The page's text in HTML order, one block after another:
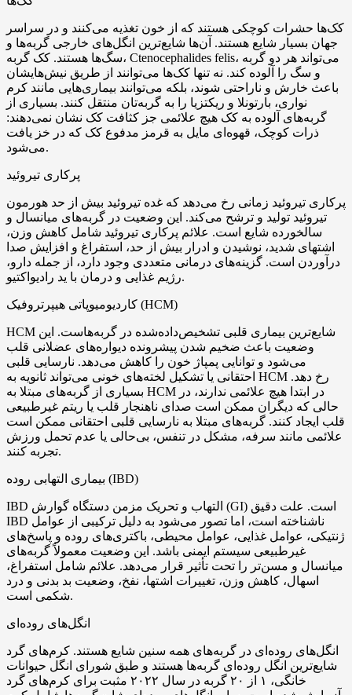
کک‌ها حشرات کوچکی هستند که از خون تغذیه می‌کنند و در سراسر
جهان بسیار شایع هستند. آن‌ها شایع‌ترین انگل‌های خارجی گربه‌ها و
سگ‌ها هستند. کک گربه، Ctenocephalides felis، می‌تواند هر دو گربه
و سگ را آلوده کند. نه تنها کک‌ها می‌توانند از طریق نیش‌هایشان
باعث خارش و ناراحتی شوند، بلکه می‌توانند بیماری‌هایی مانند کرم
نواری، بارتونلا و ریکتزیا را به گربه‌تان منتقل کنند. بسیاری از
گربه‌های آلوده به کک هیچ علائمی جز کثافت کک نشان نمی‌دهند:
ذرات کوچک، قهوه‌ای مایل به قرمز مدفوع کک که در خز یافت
می‌شود.
پرکاری تیروئید
پرکاری تیروئید زمانی رخ می‌دهد که غده تیروئید بیش از حد هورمون
تیروئید تولید و ترشح می‌کند. این وضعیت در گربه‌های میانسال و
سالخورده شایع است. علائم پرکاری تیروئید شامل کاهش وزن،
اشتهای شدید، نوشیدن و ادرار بیش از حد، استفراغ و افزایش صدا
درآوردن است. گزینه‌های درمانی متعددی وجود دارد، از جمله دارو،
رژیم غذایی و درمان با ید رادیواکتیو.
کاردیومیوپاتی هیپرتروفیک (HCM)
HCM شایع‌ترین بیماری قلبی تشخیص‌داده‌شده در گربه‌هاست. این
وضعیت باعث ضخیم شدن پیشرونده دیواره‌های عضلانی قلب
می‌شود و توانایی پمپاژ خون را کاهش می‌دهد. نارسایی قلبی
احتقانی یا تشکیل لخته‌های خونی می‌تواند ثانویه به HCM رخ دهد.
بسیاری از گربه‌های مبتلا به HCM در ابتدا هیچ علائمی ندارند، در
حالی که دیگران ممکن است صدای ناهنجار قلب یا ریتم غیرطبیعی
قلب ایجاد کنند. گربه‌های مبتلا به نارسایی قلبی احتقانی ممکن است
علائمی مانند سرفه، مشکل در تنفس، بی‌حالی یا عدم تحمل ورزش
تجربه کنند.
بیماری التهابی روده (IBD)
IBD التهاب و تحریک مزمن دستگاه گوارش (GI) است. علت دقیق
IBD ناشناخته است، اما تصور می‌شود به دلیل ترکیبی از عوامل
ژنتیکی، عوامل غذایی، عوامل محیطی، باکتری‌های روده و پاسخ‌های
غیرطبیعی سیستم ایمنی باشد. این وضعیت معمولاً گربه‌های
میانسال و مسن‌تر را تحت تأثیر قرار می‌دهد. علائم شامل استفراغ،
اسهال، کاهش وزن، تغییرات اشتها، نفخ، وضعیت بد بدنی و درد
شکمی است.
انگل‌های روده‌ای
انگل‌های روده‌ای در گربه‌های همه سنین شایع هستند. کرم‌های گرد
شایع‌ترین انگل روده‌ای گربه‌ها هستند و طبق شورای انگل حیوانات
خانگی، ۱ از ۲۰ گربه در سال ۲۰۲۲ مثبت برای کرم‌های گرد